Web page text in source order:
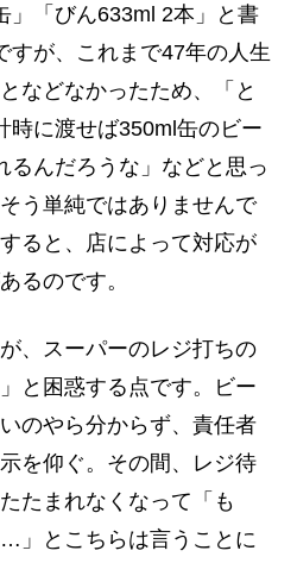
「びん633ml 2本」と書
すが、これまで47年の人生
などなかったため、「と
時に渡せば350ml缶のビー
るんだろうな」などと思っ
う単純ではありませんで
ると、店によって対応が
るのです。
、スーパーのレジ打ちの
と困惑する点です。ビー
のやら分からず、責任者
を仰ぐ。その間、レジ待
たまれなくなって「も
」とこちらは言うことに